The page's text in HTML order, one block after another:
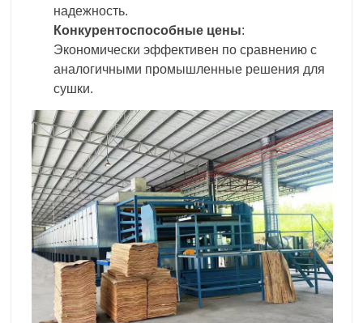
надежность.
Конкурентоспособные цены:
Экономически эффективен по сравнению с
аналогичными промышленные решения для
сушки.